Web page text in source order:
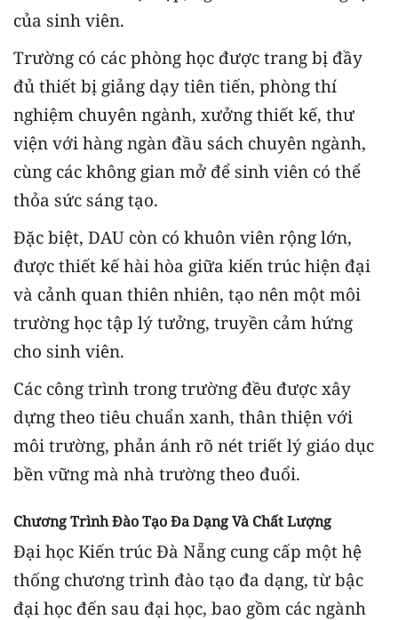
của sinh viên.
Trường có các phòng học được trang bị đầy
đủ thiết bị giảng dạy tiên tiến, phòng thí
nghiệm chuyên ngành, xưởng thiết kế, thư
viện với hàng ngàn đầu sách chuyên ngành,
cùng các không gian mở để sinh viên có thể
thỏa sức sáng tạo.
Đặc biệt, DAU còn có khuôn viên rộng lớn,
được thiết kế hài hòa giữa kiến trúc hiện đại
và cảnh quan thiên nhiên, tạo nên một môi
trường học tập lý tưởng, truyền cảm hứng
cho sinh viên.
Các công trình trong trường đều được xây
dựng theo tiêu chuẩn xanh, thân thiện với
môi trường, phản ánh rõ nét triết lý giáo dục
bền vững mà nhà trường theo đuổi.
Chương Trình Đào Tạo Đa Dạng Và Chất Lượng
Đại học Kiến trúc Đà Nẵng cung cấp một hệ
thống chương trình đào tạo đa dạng, từ bậc
đại học đến sau đại học, bao gồm các ngành